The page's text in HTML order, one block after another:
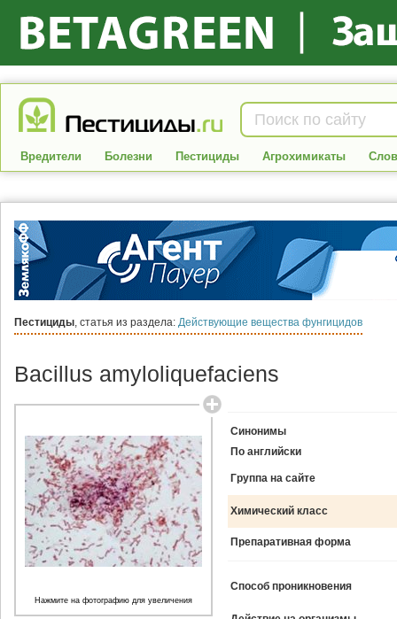
Вредители Болезни Пестициды Агрохимикаты
Пестициды, статья из раздела: Действующие вещества фунгицидов
Bacillus amyloliquefaciens
Синонимы
По английски
Группа на сайте
Химический класс
Препаративная форма
Способ проникновения
Нажмите на фотографию для увеличения